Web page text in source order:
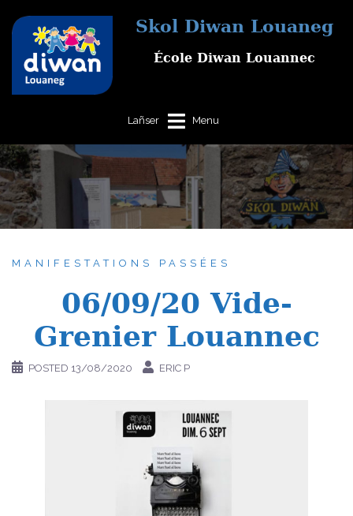
au
contenu
Skol Diwan Louaneg
École Diwan Louannec
MANIFESTATIONS PASSÉES
06/09/20 Vide-
Grenier Louannec
POSTED 13/08/2020 ERIC P